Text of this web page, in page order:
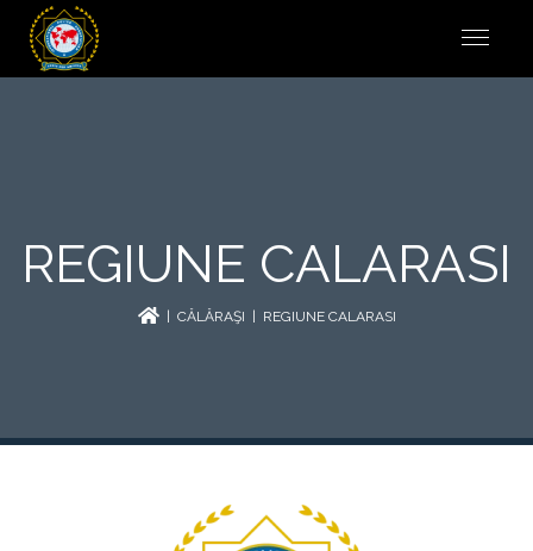
REGIUNE CALARASI
| CĂLĂRAŞI | REGIUNE CALARASI